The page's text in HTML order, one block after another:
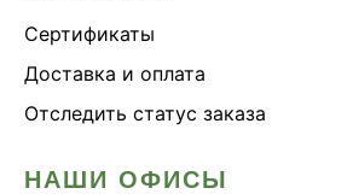
Острое зрение
Природный антибиотик
Сертификаты
Доставка и оплата
Отследить статус заказа
НАШИ ОФИСЫ